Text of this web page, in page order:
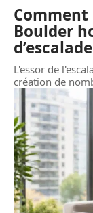
Boulder
d’escalade
L'essor de
création de